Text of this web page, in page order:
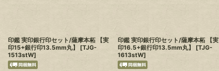
印鑑 実印銀行印セット/薩摩本柘 【実
印15+銀行印13.5mm丸】
[TJG-
1513stW]
印鑑 実印銀行印セット/薩摩本柘 【実
印16.5+銀行印13.5mm丸】
[TJG-
1613stW]